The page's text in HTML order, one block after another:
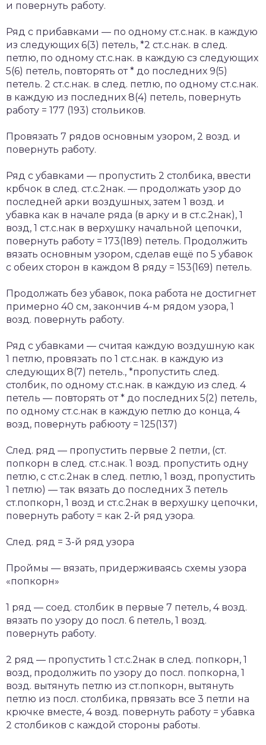
и повернуть работу.
Ряд с прибавками — по одному ст.с.нак. в каждую
из следующих 6(3) петель, *2 ст.с.нак. в след.
петлю, по одному ст.с.нак. в каждую сз следующих
5(6) петель, повторять от * до последних 9(5)
петель. 2 ст.с.нак. в след. петлю, по одному ст.с.нак.
в каждую из последних 8(4) петель, повернуть
работу = 177 (193) стольиков.
Провязать 7 рядов основным узором, 2 возд. и
повернуть работу.
Ряд с убавками — пропустить 2 столбика, ввести
крбчок в след. ст.с.2нак. — продолжать узор до
последней арки воздушных, затем 1 возд. и
убавка как в начале ряда (в арку и в ст.с.2нак), 1
возд, 1 ст.с.нак в верхушку начальной цепочки,
повернуть работу = 173(189) петель. Продолжить
вязать основным узором, сделав ещё по 5 убавок
с обеих сторон в каждом 8 ряду = 153(169) петель.
Продолжать без убавок, пока работа не достигнет
примерно 40 см, закончив 4-м рядом узора, 1
возд. повернуть работу.
Ряд с убавками — считая каждую воздушную как
1 петлю, провязать по 1 ст.с.нак. в каждую из
следующих 8(7) петель., *пропустить след.
столбик, по одному ст.с.нак. в каждую из след. 4
петель — повторять от * до последних 5(2) петель,
по одному ст.с.нак в каждую петлю до конца, 4
возд, повернуть рабюоту = 125(137)
След. ряд — пропустить первые 2 петли, (ст.
попкорн в след. ст.с.нак. 1 возд. пропустить одну
петлю, с ст.с.2нак в след. петлю, 1 возд, пропустить
1 петлю) — так вязать до последних 3 петель
ст.попкорн, 1 возд и ст.с.2нак в верхушку цепочки,
повернуть работу = как 2-й ряд узора.
След. ряд = 3-й ряд узора
Проймы — вязать, придерживаясь схемы узора
«попкорн»
1 ряд — соед. столбик в первые 7 петель, 4 возд.
вязать по узору до посл. 6 петель, 1 возд.
повернуть работу.
2 ряд — пропустить 1 ст.с.2нак в след. попкорн, 1
возд, продолжить по узору до посл. попкорна, 1
возд. вытянуть петлю из ст.попкорн, вытянуть
петлю из посл. столбика, првязать все 3 петли на
крючке вместе, 4 возд. повернуть работу = убавка
2 столбиков с каждой стороны работы.